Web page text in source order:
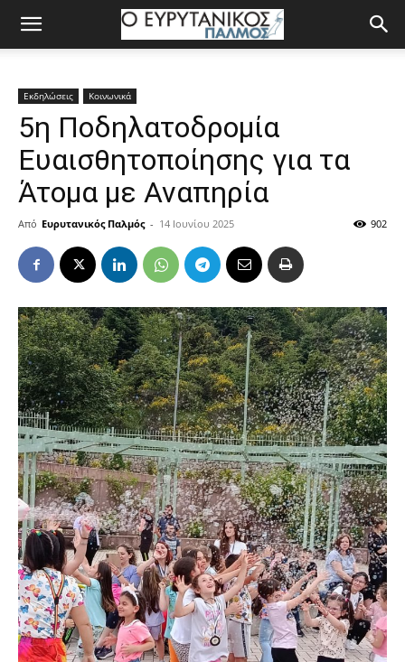
Εκδηλώσεις Κοινωνικά
5η Ποδηλατοδρομία
Ευαισθητοποίησης για τα
Άτομα με Αναπηρία
Από Ευρυτανικός Παλμός - 14 Ιουνίου 2025 902